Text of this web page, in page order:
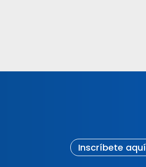
Inscríbete aquí